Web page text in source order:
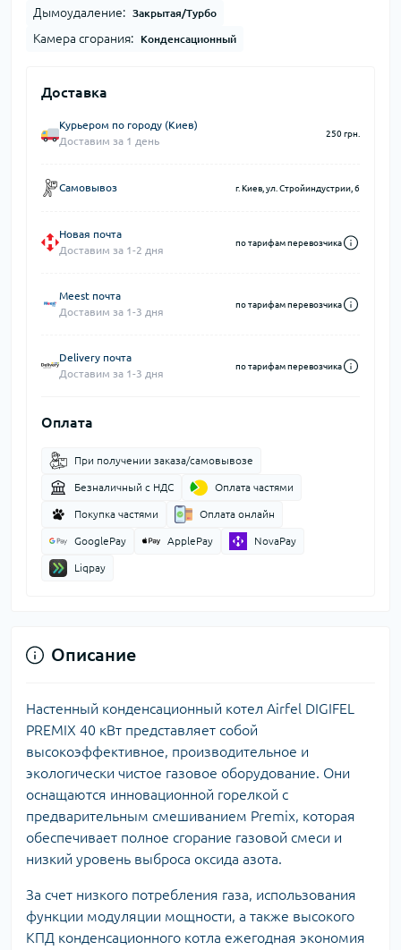
Дымоудаление: Закрытая/Турбо
Камера сгорания: Конденсационный
Доставка
Курьером по городу (Киев)
Доставим за 1 день
250 грн.
Самовывоз г. Киев, ул. Стройиндустрии, 6
Новая почта
Доставим за 1-2 дня
по тарифам перевозчика
Meest почта
Доставим за 1-3 дня
по тарифам перевозчика
Delivery почта
Доставим за 1-3 дня
по тарифам перевозчика
Оплата
При получении заказа/самовывозе
Безналичный с НДС Оплата частями
Покупка частями Оплата онлайн
GooglePay ApplePay NovaPay
Liqpay
Описание
Настенный конденсационный котел Airfel DIGIFEL
PREMIX 40 кВт представляет собой
высокоэффективное, производительное и
экологически чистое газовое оборудование. Они
оснащаются инновационной горелкой с
предварительным смешиванием Premix, которая
обеспечивает полное сгорание газовой смеси и
низкий уровень выброса оксида азота.
За счет низкого потребления газа, использования
функции модуляции мощности, а также высокого
КПД конденсационного котла ежегодная экономия